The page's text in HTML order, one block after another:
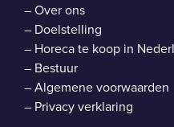
–Over ons
– Doelstelling
– Horeca te koop in
– Bestuur
–Algemene voorwaarden
– Privacy verklaring